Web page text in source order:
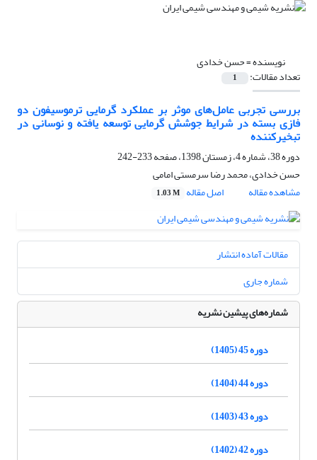
نویسنده =حسن خدادی
تعداد مقالات: 1
بررسی تجربی عامل‌های موثر بر عملکرد گرمایی ترموسیفون دو
فازی بسته در شرایط جوشش گرمایی توسعه یافته و نوسانی در
تبخیرکننده
دوره 38، شماره 4، زمستان 1398، صفحه
233-242
حسن خدادی، محمد رضا سرمستی امامی
مشاهده مقاله
اصل مقاله 1.03 M
مقالات آماده انتشار
شماره جاری
شماره‌های پیشین نشریه
دوره 45 (1405)
دوره 44 (1404)
دوره 43 (1403)
دوره 42 (1402)